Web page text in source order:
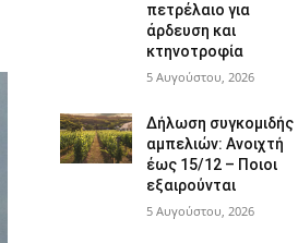
πετρέλαιο για
άρδευση και
κτηνοτροφία
5 Αυγούστου, 2026
Δήλωση συγκομιδής
αμπελιών: Ανοιχτή
έως 15/12 – Ποιοι
εξαιρούνται
5 Αυγούστου, 2026